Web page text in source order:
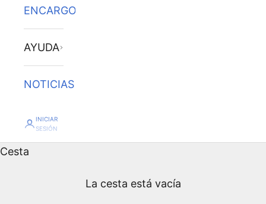
ENCARGO
AYUDA
NOTICIAS
INICIAR
SESIÓN
Cesta
La cesta está vacía